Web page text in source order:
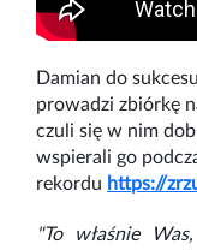
Damian do
prowadzi zbiórkę
czuli się w nim
wspierali go
rekordu https://
"To właśnie